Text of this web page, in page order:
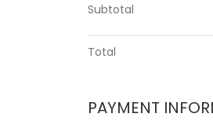
Subtotal
Total
PAYMENT